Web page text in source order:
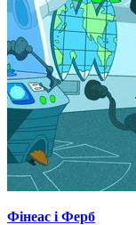
Фінеас і Ферб